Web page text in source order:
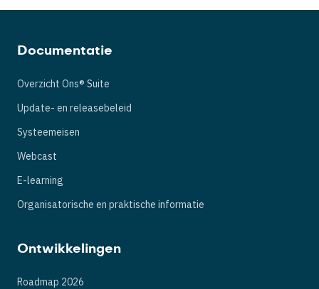
Documentatie
Overzicht Ons® Suite
Update- en releasebeleid
Systeemeisen
Webcast
E-learning
Organisatorische en praktische informatie
Ontwikkelingen
Roadmap 2026